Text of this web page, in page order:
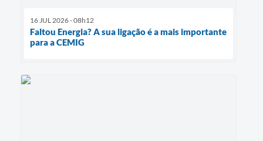
16 JUL 2026 - 08h12
Faltou Energia? A sua ligação é a mais importante
para a CEMIG